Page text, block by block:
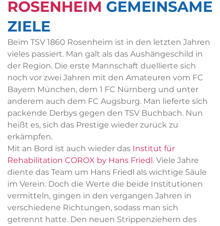
ROSENHEIM GEMEINSAME
ZIELE
Beim TSV 1860 Rosenheim ist in den letzten Jahren
vieles passiert. Man galt als das Aushängeschild in
der Region. Die erste Mannschaft duellierte sich
noch vor zwei Jahren mit den Amateuren vom FC
Bayern München, dem 1 FC Nürnberg und unter
anderem auch dem FC Augsburg. Man lieferte sich
packende Derbys gegen den TSV Buchbach. Nun
heißt es, sich das Prestige wieder zurück zu
erkämpfen.
Mit an Bord ist auch wieder das Institut für
Rehabilitation COROX by Hans Friedl. Viele Jahre
diente das Team um Hans Friedl als wichtige Säule
im Verein. Doch die Werte die beide Institutionen
vermitteln, gingen in den vergangen Jahren in
verschiedene Richtungen, sodass man sich
getrennt hatte. Den neuen Strippenziehern des